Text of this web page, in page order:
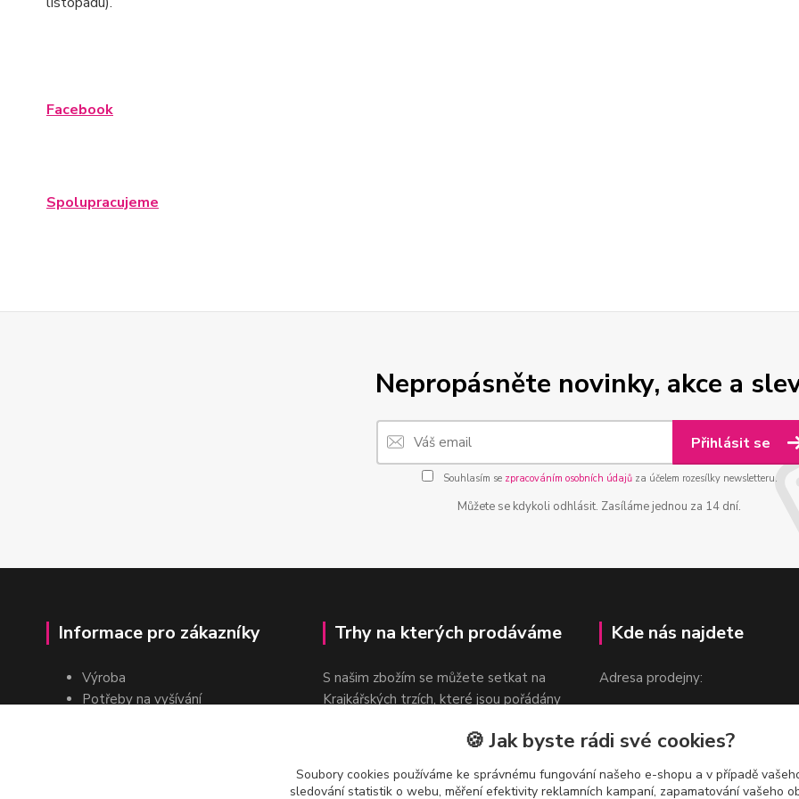
Facebook
Spolupracujeme
Nepropásněte novinky, akce a
Přihlásit se
Souhlasím se zpracováním osobních údajůza účelem rozesílky newsletteru.
Můžete se kdykoli odhlásit. Zasíláme jednou za 14 dní.
Informace pro zákazníky
Výroba
Potřeby na vyšívání
Trhy na kterých prodáváme
S našim zbožím se můžete setkat na
Krajkářských trzích, které jsou pořádány
Kde nás najdete
Adresa prodejny:
v blízkosti stanice Metra B -
Českomoravská
🍪 Jak byste rádi své cookies?
Soubory cookies používáme ke správnému fungování našeho e-shopu a v případě
sledování statistik o webu, měření efektivity reklamních kampaní, zapamatování vašeho